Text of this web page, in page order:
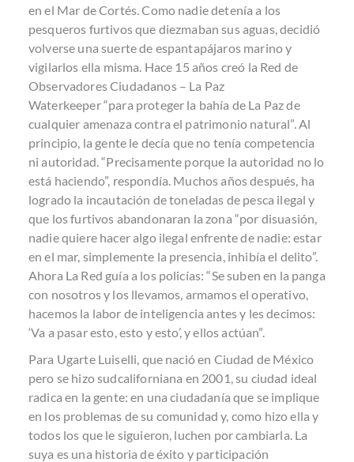
en el Mar de Cortés. Como nadie detenía a los
pesqueros furtivos que diezmaban sus aguas, decidió
volverse una suerte de espantapájaros marino y
vigilarlos ella misma. Hace 15 años creó la Red de
Observadores Ciudadanos – La Paz
Waterkeeper“para proteger la bahía de La Paz de
cualquier amenaza contra el patrimonio natural”. Al
principio, la gente le decía que no tenía competencia
ni autoridad. “Precisamente porque la autoridad no lo
está haciendo”, respondía. Muchos años después, ha
logrado la incautación de toneladas de pesca ilegal y
que los furtivos abandonaran la zona “por disuasión,
nadie quiere hacer algo ilegal enfrente de nadie: estar
en el mar, simplemente la presencia, inhibía el delito”.
Ahora La Red guía a los policías: “Se suben en la panga
con nosotros y los llevamos, armamos el operativo,
hacemos la labor de inteligencia antes y les decimos:
‘Va a pasar esto, esto y esto’, y ellos actúan”.
Para Ugarte Luiselli, que nació en Ciudad de México
pero se hizo sudcaliforniana en 2001, su ciudad ideal
radica en la gente: en una ciudadanía que se implique
en los problemas de su comunidad y, como hizo ella y
todos los que le siguieron, luchen por cambiarla. La
suya es una historia de éxito y participación